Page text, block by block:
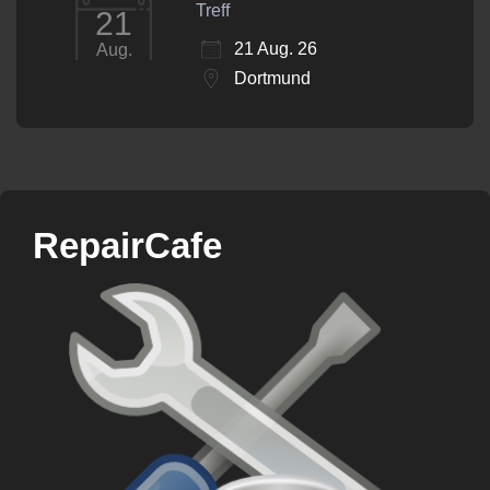
RepairCafe
21
Aug.
Treff
21 Aug. 26
Dortmund